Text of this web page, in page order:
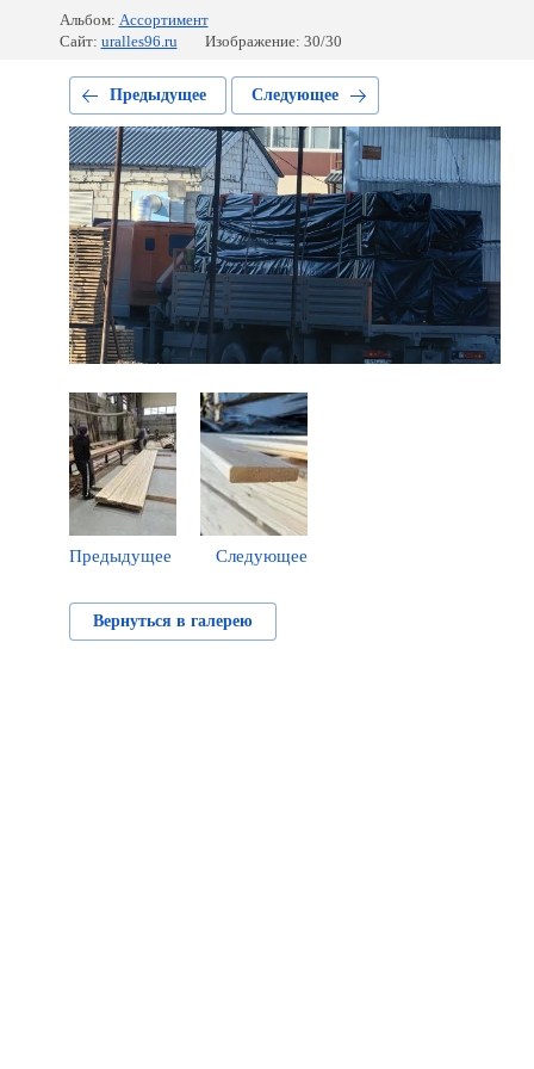
Альбом: Ассортимент
Сайт: uralles96.ru Изображение: 30/30
Предыдущее Следующее
Предыдущее Следующее
Вернуться в галерею